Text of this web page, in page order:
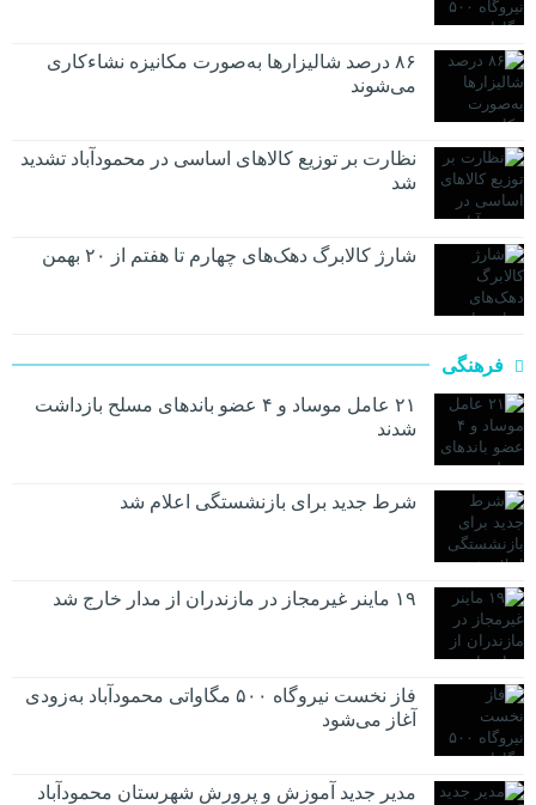
۸۶ درصد شالیزارها به‌صورت مکانیزه نشاءکاری
می‌شوند
نظارت بر توزیع کالا‌های اساسی در محمودآباد تشدید
شد
شارژ کالابرگ دهک‌های چهارم تا هفتم از ۲۰ بهمن
فرهنگی
۲۱ عامل موساد و ۴ عضو باند‌های مسلح بازداشت
شدند
شرط جدید برای بازنشستگی اعلام شد
۱۹ ماینر غیرمجاز در مازندران از مدار خارج شد
فاز نخست نیروگاه ۵۰۰ مگاواتی محمودآباد به‌زودی
آغاز می‌شود
مدیر جدید آموزش و پرورش شهرستان محمودآباد